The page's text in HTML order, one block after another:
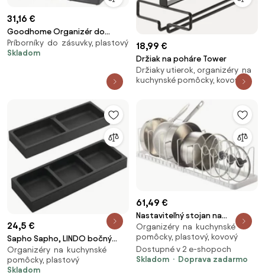
31,16 €
Goodhome Organizér do
zásuvky, do kuchyne, príborník
- NITAKI sivý plast 52 x 43 cm
Príborníky do zásuvky, plastový
Skladom
18,99 €
Držiak na poháre Tower
Držiaky utierok, organizéry na
kuchynské pomôcky, kovový
24,5 €
Sapho Sapho, LINDO bočný
organizér, sada 2ks, 114x36x323
mm, plast, antracit, LD002
Organizéry na kuchynské
pomôcky, plastový
Skladom
61,49 €
Nastaviteľný stojan na
pokrievky a panvice Yamazaki
Tower 3840, biely
Organizéry na kuchynské
pomôcky, plastový, kovový
Dostupné v 2 e-shopoch
Skladom
Doprava zadarmo